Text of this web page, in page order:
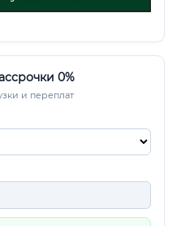
0%
и переплат